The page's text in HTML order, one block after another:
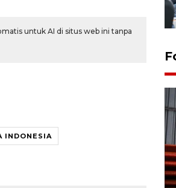
untuk AI di situs web ini tanpa
INDONESIA